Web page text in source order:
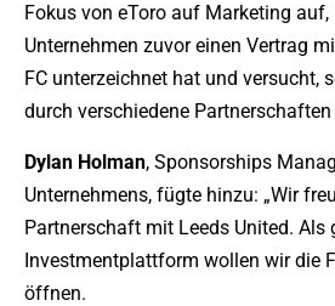
Fokus von eToro auf Marketing
Unternehmen zuvor einen Vertrag
FC unterzeichnet hat und versucht,
durch verschiedene
Dylan Holman, Sponsorships
Unternehmens, fügte hinzu: „Wir
Partnerschaft mit Leeds United. Als
Investmentplattform wollen wir die
öffnen.